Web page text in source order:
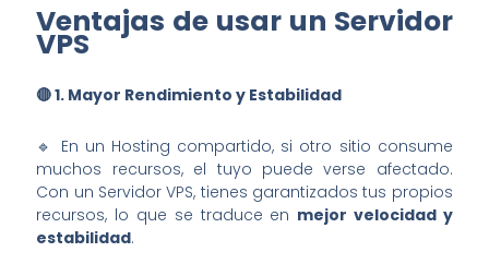
Ventajas de usar un Servidor
VPS
🔴 1. Mayor Rendimiento y Estabilidad
🔹 En un Hosting compartido, si otro sitio consume
muchos recursos, el tuyo puede verse afectado.
Con un Servidor VPS, tienes garantizados tus propios
recursos, lo que se traduce en mejor velocidad y
estabilidad.